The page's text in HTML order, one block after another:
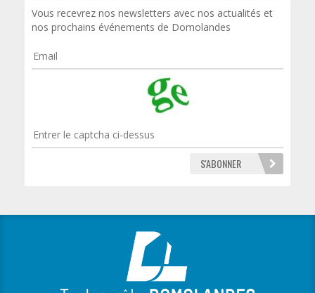
Vous recevrez nos newsletters avec nos actualités et
nos prochains événements de Domolandes